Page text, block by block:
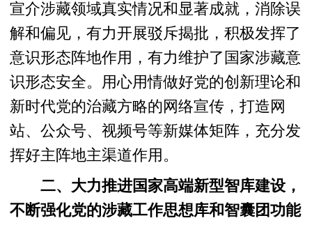
宣介涉藏领域真实情况和显著成就，消除误
解和偏见，有力开展驳斥揭批，积极发挥了
意识形态阵地作用，有力维护了国家涉藏意
识形态安全。用心用情做好党的创新理论和
新时代党的治藏方略的网络宣传，打造网
站、公众号、视频号等新媒体矩阵，充分发
挥好主阵地主渠道作用。
二、大力推进国家高端新型智库建设，
不断强化党的涉藏工作思想库和智囊团功能